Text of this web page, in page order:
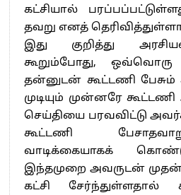
கட்சியால்
தவறு எனத்
இது குறித்து
கூறும்போது, ஒவ்வொரு
தன்னுடன் கூட்டணி பேசும்
முடியும் முன்னரே
செய்தியை பரவவிட்டு
கூட்டணி
வாடிக்கையாகக்
இந்தமுறை அவருடன் முதன்
கட்சி சேர்ந்துள்ளதால்